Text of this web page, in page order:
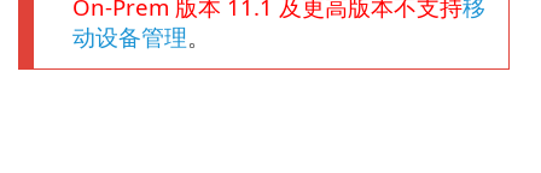
On-Prem 版本 11.1 及更高版本不支持移
动设备管理。